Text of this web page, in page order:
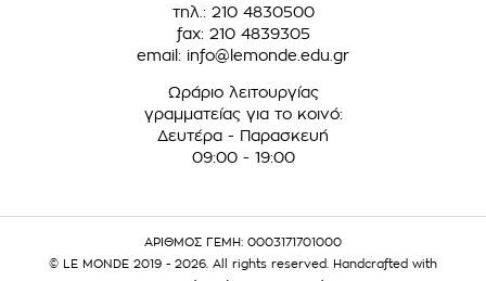
τηλ.: 210 4830500
fax: 210 4839305
email: info@lemonde.edu.gr
Ωράριο λειτουργίας
γραμματείας για το κοινό:
Δευτέρα - Παρασκευή
09:00 - 19:00
ΑΡΙΘΜΟΣ ΓΕΜΗ: 0003171701000
© LE MONDE 2019 - 2026. All rights reserved. Handcrafted with